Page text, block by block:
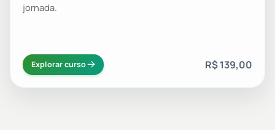
jornada.
Explorar curso R$ 139,00